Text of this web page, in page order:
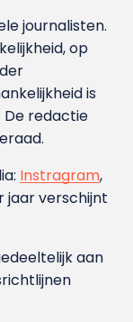
journalisten.
op
is
De redactie
Instragram,
jaar verschijnt
aan